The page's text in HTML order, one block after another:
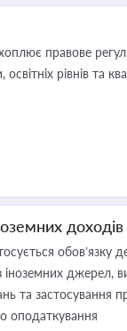
правове
рівнів та
доходів
обов’язку
іноземних джерел,
та застосування
оподаткування